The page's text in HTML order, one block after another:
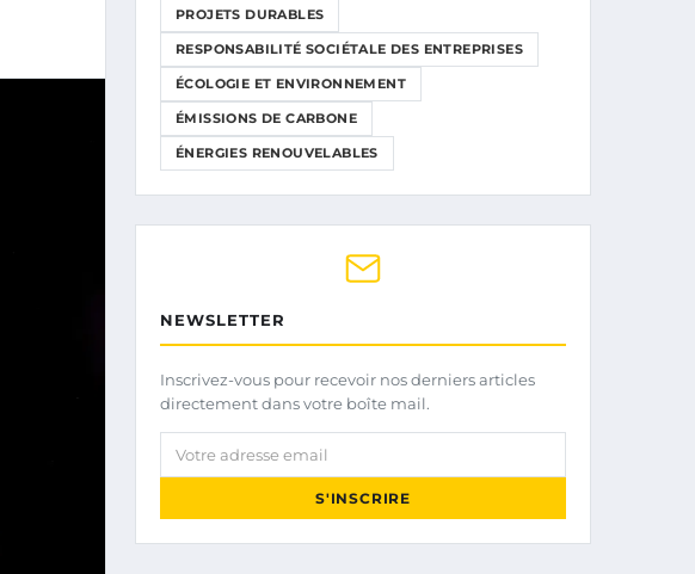
PROJETS DURABLES
RESPONSABILITÉ SOCIÉTALE DES ENTREPRISES
ÉCOLOGIE ET ENVIRONNEMENT
ÉMISSIONS DE CARBONE
ÉNERGIES RENOUVELABLES
NEWSLETTER
Inscrivez-vous pour recevoir nos derniers articles
directement dans votre boîte mail.
Votre adresse email
S'INSCRIRE